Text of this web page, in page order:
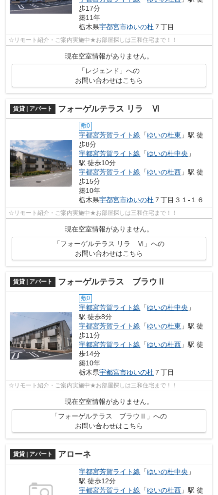
歩17分
築11年
栃木県宇都宮市ゆいの杜 ７丁目
☆リモート紹介・ご案内実施中★お部屋探しは三和住宅まで！！
現在空室情報がありません。
「レジェンド」への
お問い合わせはこちら
賃貸 | アパート フォーゲルテラス リラ Ⅵ
敷0
宇都宮芳賀ライト線 「ゆいの杜東 」駅 徒
歩8分
宇都宮芳賀ライト線 「ゆいの杜中央 」
駅 徒歩10分
宇都宮芳賀ライト線 「ゆいの杜西 」駅 徒
歩15分
築10年
栃木県宇都宮市ゆいの杜 ７丁目３１-１６
☆リモート紹介・ご案内実施中★お部屋探しは三和住宅まで！！
現在空室情報がありません。
「フォーゲルテラス リラ Ⅵ」への
お問い合わせはこちら
賃貸 | アパート フォーゲルテラス ブラウⅡ
敷0
宇都宮芳賀ライト線 「ゆいの杜中央 」
駅 徒歩8分
宇都宮芳賀ライト線 「ゆいの杜東 」駅 徒
歩11分
宇都宮芳賀ライト線 「ゆいの杜西 」駅 徒
歩14分
築10年
栃木県宇都宮市ゆいの杜 ７丁目
☆リモート紹介・ご案内実施中★お部屋探しは三和住宅まで！！
現在空室情報がありません。
「フォーゲルテラス ブラウⅡ」への
お問い合わせはこちら
賃貸 | アパート アローネ
宇都宮芳賀ライト線 「ゆいの杜中央 」
駅 徒歩12分
宇都宮芳賀ライト線 「ゆいの杜西 」駅 徒